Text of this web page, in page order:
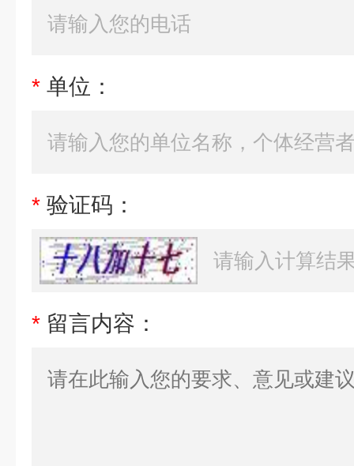
* 单位：
* 验证码：
* 留言内容：